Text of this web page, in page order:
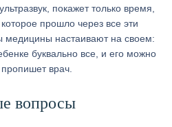
покажет только время,
прошло через все эти
медицины настаивают на своем:
буквально все, и его можно
пропишет врач.
вопросы